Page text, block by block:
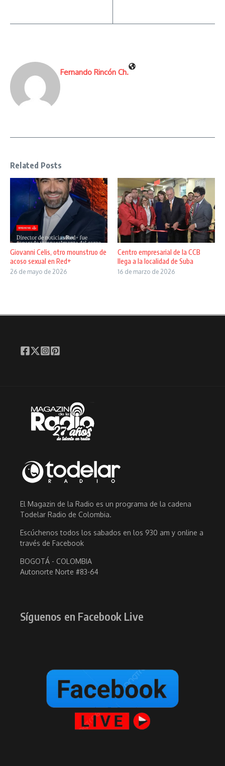
Fernando Rincón Ch.
Related Posts
Giovanni Celis, otro mounstruo de
acoso sexual en Red+
26 de mayo de 2026
Centro empresarial de la CCB
llega a la localidad de Suba
16 de marzo de 2026
El Magazin de la Radio es un programa de la cadena
Todelar Radio de Colombia.
Escúchenos todos los sabados en los 930 am y online a
través de Facebook
BOGOTÁ - COLOMBIA
Autonorte Norte #83-64
Síguenos en Facebook Live